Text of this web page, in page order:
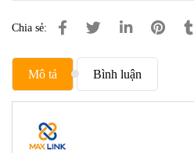
Chia sẻ:
Mô tả Bình luận